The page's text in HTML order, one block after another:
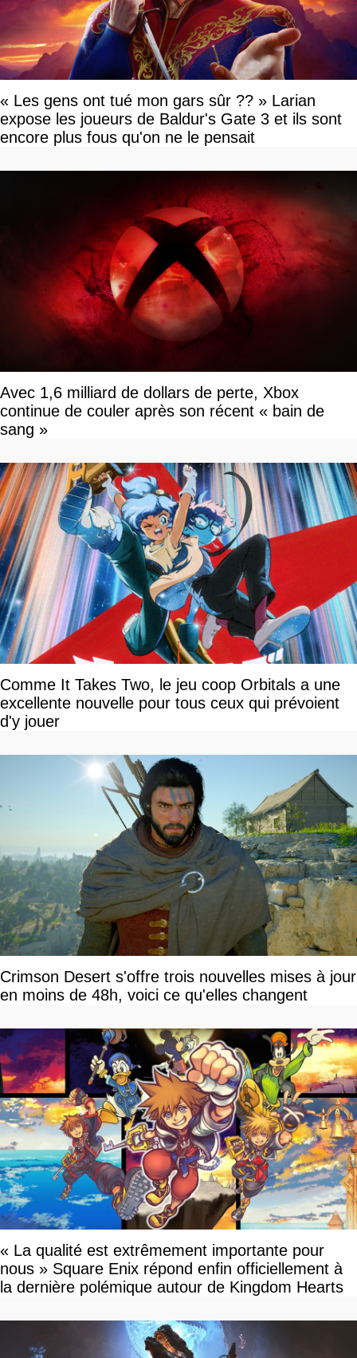
« Les gens ont tué mon gars sûr ?? » Larian
expose les joueurs de Baldur's Gate 3 et ils sont
encore plus fous qu'on ne le pensait
Avec 1,6 milliard de dollars de perte, Xbox
continue de couler après son récent « bain de
sang »
Comme It Takes Two, le jeu coop Orbitals a une
excellente nouvelle pour tous ceux qui prévoient
d'y jouer
Crimson Desert s'offre trois nouvelles mises à jour
en moins de 48h, voici ce qu'elles changent
« La qualité est extrêmement importante pour
nous » Square Enix répond enfin officiellement à
la dernière polémique autour de Kingdom Hearts